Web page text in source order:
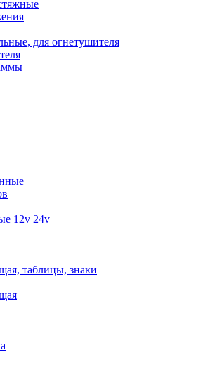
для огнетушителя
12v 24v
таблицы, знаки